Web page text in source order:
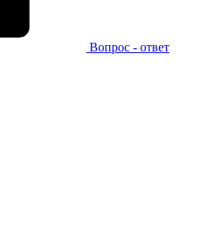
Вопрос - ответ